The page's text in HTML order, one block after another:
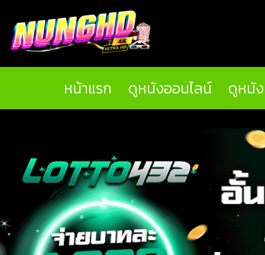
หน้าแรก ดูหนังออนไลน์ ดูหนั